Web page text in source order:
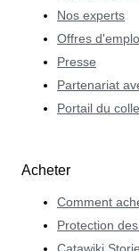
Nos experts
Offres
Presse
Partenariat
Portail du
Acheter
Comment
Protection